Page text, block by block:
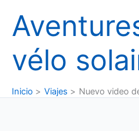
contenido
vélo
Inicio Viajes Nuevo video